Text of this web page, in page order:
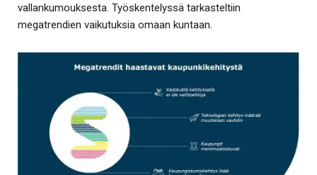
vallankumouksesta. Työskentelyssä tarkasteltiin
megatrendien vaikutuksia omaan kuntaan.